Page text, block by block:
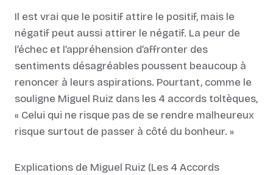
Il est vrai que le positif attire le positif, mais le
négatif peut aussi attirer le négatif. La peur de
l’échec et l’appréhension d’affronter des
sentiments désagréables poussent beaucoup à
renoncer à leurs aspirations. Pourtant, comme le
souligne Miguel Ruiz dans les 4 accords toltèques,
« Celui qui ne risque pas de se rendre malheureux
risque surtout de passer à côté du bonheur. »
Explications de Miguel Ruiz (Les 4 Accords